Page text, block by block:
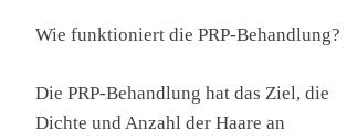
Wie funktioniert die PRP-Behandlung?
Die PRP-Behandlung hat das Ziel, die
Dichte und Anzahl der Haare an